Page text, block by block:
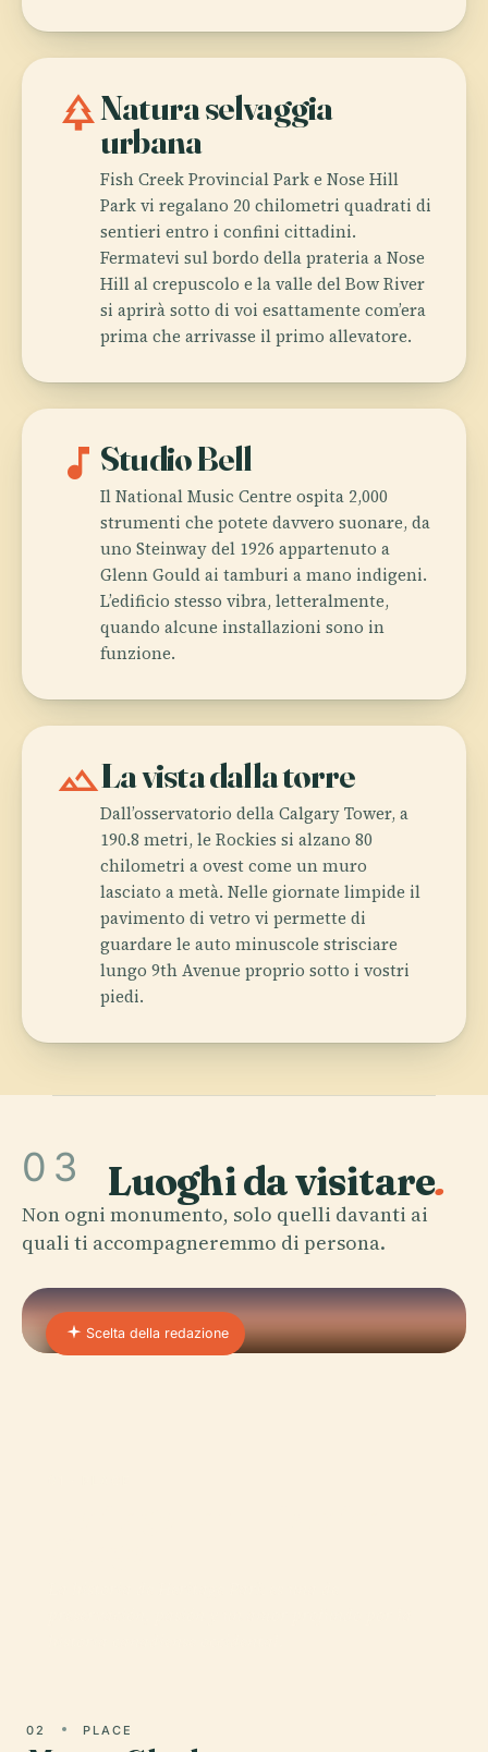
parkNatura selvaggia
urbana
Fish Creek Provincial Park e Nose Hill
Park vi regalano 20 chilometri quadrati di
sentieri entro i confini cittadini.
Fermatevi sul bordo della prateria a Nose
Hill al crepuscolo e la valle del Bow River
si aprirà sotto di voi esattamente com’era
prima che arrivasse il primo allevatore.
music_note Studio Bell
Il National Music Centre ospita 2,000
strumenti che potete davvero suonare, da
uno Steinway del 1926 appartenuto a
Glenn Gould ai tamburi a mano indigeni.
L’edificio stesso vibra, letteralmente,
quando alcune installazioni sono in
funzione.
landscapeLa vista dalla torre
Dall’osservatorio della Calgary Tower, a
190.8 metri, le Rockies si alzano 80
chilometri a ovest come un muro
lasciato a metà. Nelle giornate limpide il
pavimento di vetro vi permette di
guardare le auto minuscole strisciare
lungo 9th Avenue proprio sotto i vostri
piedi.
03 Luoghi da visitare.
Non ogni monumento, solo quelli davanti ai
quali ti accompagneremmo di persona.
Scelta della redazione
02 PLACE